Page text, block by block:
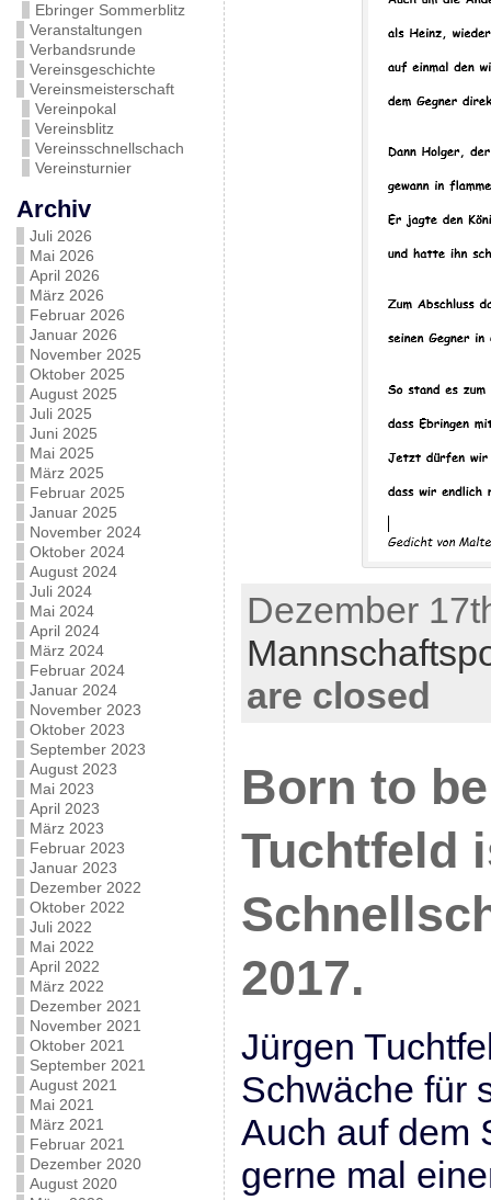
Ebringer Sommerblitz
Veranstaltungen
Verbandsrunde
Vereinsgeschichte
Vereinsmeisterschaft
Vereinpokal
Vereinsblitz
Vereinsschnellschach
Vereinsturnier
Archiv
Juli 2026
Mai 2026
April 2026
März 2026
Februar 2026
Januar 2026
November 2025
Oktober 2025
August 2025
Juli 2025
Juni 2025
Mai 2025
März 2025
Februar 2025
Januar 2025
November 2024
Oktober 2024
August 2024
Juli 2024
Mai 2024
April 2024
März 2024
Februar 2024
Januar 2024
November 2023
Oktober 2023
September 2023
August 2023
Mai 2023
April 2023
März 2023
Februar 2023
Januar 2023
Dezember 2022
Oktober 2022
Juli 2022
Mai 2022
April 2022
März 2022
Dezember 2021
November 2021
Oktober 2021
September 2021
August 2021
Mai 2021
März 2021
Februar 2021
Dezember 2020
August 2020
Dezember
are closed
Born to
Tuchtfeld
2017.
Jürgen
Schwäche für
Auch auf dem
gerne mal